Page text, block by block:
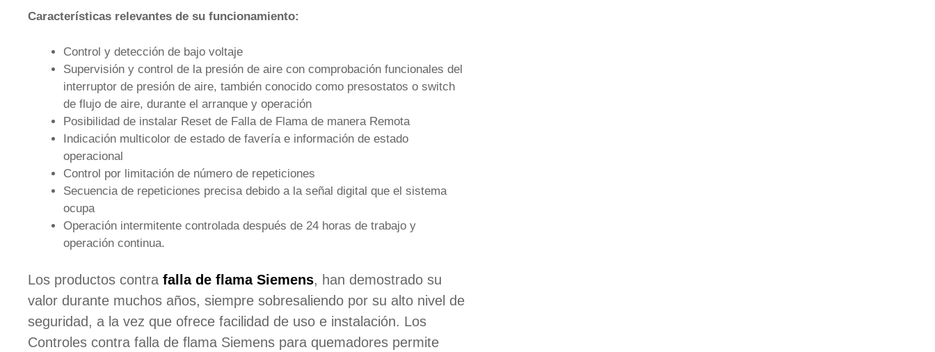
Características relevantes de su funcionamiento:
Control y detección de bajo voltaje
Supervisión y control de la presión de aire con comprobación funcionales del
interruptor de presión de aire, también conocido como presostatos o switch
de flujo de aire, durante el arranque y operación
Posibilidad de instalar Reset de Falla de Flama de manera Remota
Indicación multicolor de estado de favería e información de estado
operacional
Control por limitación de número de repeticiones
Secuencia de repeticiones precisa debido a la señal digital que el sistema
ocupa
Operación intermitente controlada después de 24 horas de trabajo y
operación continua.
Los productos contra falla de flama Siemens, han demostrado su
valor durante muchos años, siempre sobresaliendo por su alto nivel de
seguridad, a la vez que ofrece facilidad de uso e instalación. Los
Controles contra falla de flama Siemens para quemadores permite